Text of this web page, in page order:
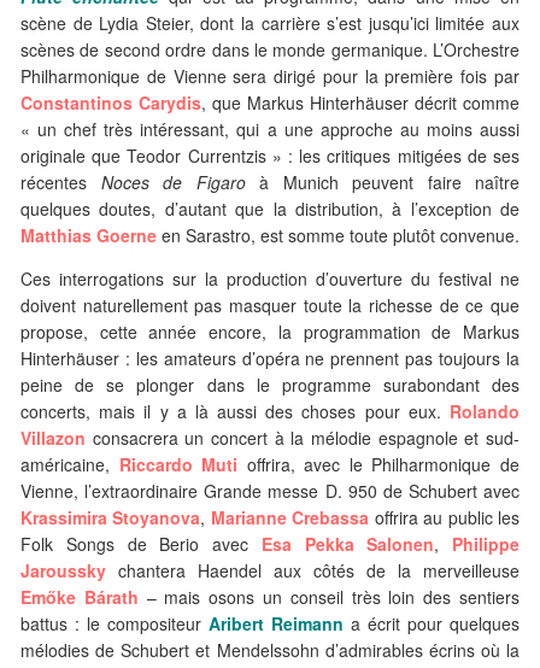
scène de Lydia Steier, dont la carrière s’est jusqu’ici limitée aux
scènes de second ordre dans le monde germanique. L’Orchestre
Philharmonique de Vienne sera dirigé pour la première fois par
Constantinos Carydis, que Markus Hinterhäuser décrit comme
« un chef très intéressant, qui a une approche au moins aussi
originale que Teodor Currentzis » : les critiques mitigées de ses
récentes Noces de Figaroà Munich peuvent faire naître
quelques doutes, d’autant que la distribution, à l’exception de
Matthias Goerne en Sarastro, est somme toute plutôt convenue.
Ces interrogations sur la production d’ouverture du festival ne
doivent naturellement pas masquer toute la richesse de ce que
propose, cette année encore, la programmation de Markus
Hinterhäuser : les amateurs d’opéra ne prennent pas toujours la
peine de se plonger dans le programme surabondant des
concerts, mais il y a là aussi des choses pour eux. Rolando
Villazon consacrera un concert à la mélodie espagnole et sud-
américaine, Riccardo Muti offrira, avec le Philharmonique de
Vienne, l’extraordinaire Grande messe D. 950 de Schubert avec
Krassimira Stoyanova, Marianne Crebassa offrira au public les
Folk Songs de Berio avec Esa Pekka Salonen, Philippe
Jaroussky chantera Haendel aux côtés de la merveilleuse
Emőke Bárath – mais osons un conseil très loin des sentiers
battus : le compositeur Aribert Reimann a écrit pour quelques
mélodies de Schubert et Mendelssohn d’admirables écrins où la